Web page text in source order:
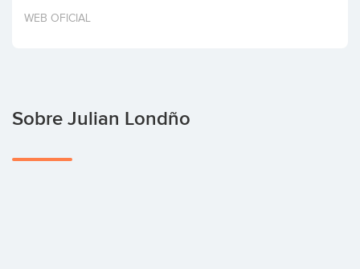
Invertir
WEB OFICIAL
Sobre Julian Londño